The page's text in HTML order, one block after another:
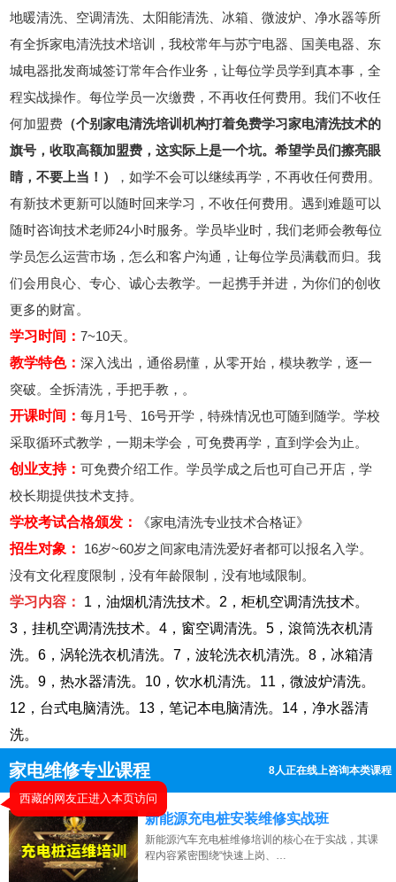
地暖清洗、空调清洗、太阳能清洗、冰箱、微波炉、净水器等所
有全拆家电清洗技术培训，我校常年与苏宁电器、国美电器、东
城电器批发商城签订常年合作业务，让每位学员学到真本事，全
程实战操作。每位学员一次缴费，不再收任何费用。我们不收任
何加盟费 （个别家电清洗培训机构打着免费学习家电清洗技术的
旗号，收取高额加盟费，这实际上是一个坑。希望学员们擦亮眼
睛，不要上当！）
，如学不会可以继续再学，不再收任何费用。
有新技术更新可以随时回来学习，不收任何费用。遇到难题可以
随时咨询技术老师24小时服务。学员毕业时，我们老师会教每位
学员怎么运营市场，怎么和客户沟通，让每位学员满载而归。我
们会用良心、专心、诚心去教学。一起携手并进，为你们的创收
更多的财富。
学习时间：7~10天。
教学特色：深入浅出，通俗易懂，从零开始，模块教学，逐一
突破。全拆清洗，手把手教，。
开课时间：每月1号、16号开学，特殊情况也可随到随学。学校
采取循环式教学，一期未学会，可免费再学，直到学会为止。
创业支持：可免费介绍工作。学员学成之后也可自己开店，学
校长期提供技术支持。
学校考试合格颁发：
《家电清洗专业技术合格证》
招生对象： 16岁~60岁之间家电清洗爱好者都可以报名入学。
没有文化程度限制，没有年龄限制，没有地域限制。
学习内容：
1，油烟机清洗技术。2，柜机空调清洗技术。
3，挂机空调清洗技术。4，窗空调清洗。5，滾筒洗衣机清
洗。6，涡轮洗衣机清洗。7，波轮洗衣机清洗。8，冰箱清
洗。9，热水器清洗。10，饮水机清洗。11，微波炉清洗。
12，台式电脑清洗。13，笔记本电脑清洗。14，净水器清
洗。
家电维修专业课程 8人正在线上咨询本类课程
点击免费咨询电话：13807313137
新能源充电桩安装维修实战班
新能源汽车充电桩维修培训的核心在于实战，其课
程内容紧密围绕“快速上岗、…